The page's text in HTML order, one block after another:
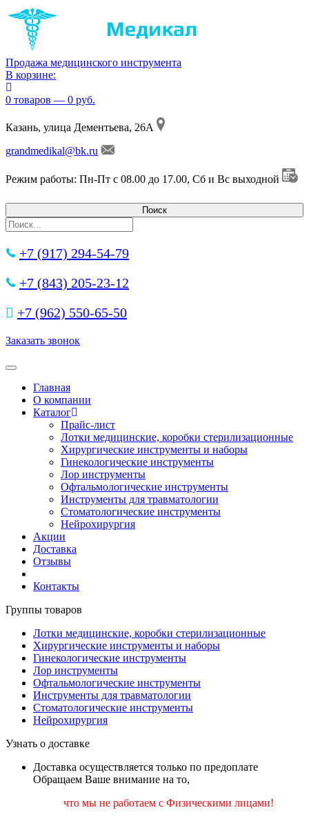
Продажа медицинского инструмента
В корзине:
0 товаров — 0 руб.
Казань, улица Дементьева, 26А
grandmedikal@bk.ru
Режим работы: Пн-Пт с 08.00 до 17.00, Сб и Вс выходной
+7 (917) 294-54-79
+7 (843) 205-23-12
+7 (962) 550‑65‑50‬
Заказать звонок
Toggle navigation
Главная
О компании
Каталог
Прайс-лист
Лотки медицинские, коробки стерилизационные
Хирургические инструменты и наборы
Гинекологические инструменты
Лор инструменты
Офтальмологические инструменты
Инструменты для травматологии
Стоматологические инструменты
Нейрохирургия
Акции
Доставка
Отзывы
Контакты
Группы товаров
Лотки медицинские, коробки стерилизационные
Хирургические инструменты и наборы
Гинекологические инструменты
Лор инструменты
Офтальмологические инструменты
Инструменты для травматологии
Стоматологические инструменты
Нейрохирургия
Узнать о доставке
Доставка осуществляется только по предоплате
Обращаем Ваше внимание на то,
что мы не работаем с Физическими лицами!